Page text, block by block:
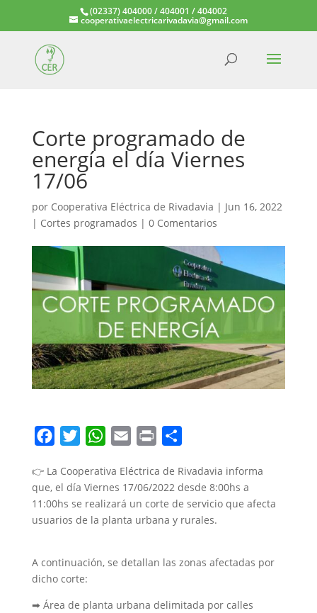
(02337) 404000 / 404001 / 404002
cooperativaelectricarivadavia@gmail.com
Corte programado de
energía el día Viernes
17/06
por Cooperativa Eléctrica de Rivadavia | Jun 16, 2022
| Cortes programados | 0 Comentarios
c
e
b
k
i
t
t
W
a
t
s
a
i
l
i
n
t
m
p
a
👉 La Cooperativa Eléctrica de Rivadavia informa
que, el día Viernes 17/06/2022 desde 8:00hs a
11:00hs se realizará un corte de servicio que afecta
usuarios de la planta urbana y rurales.
A continuación, se detallan las zonas afectadas por
dicho corte:
➡ Área de planta urbana delimitada por calles